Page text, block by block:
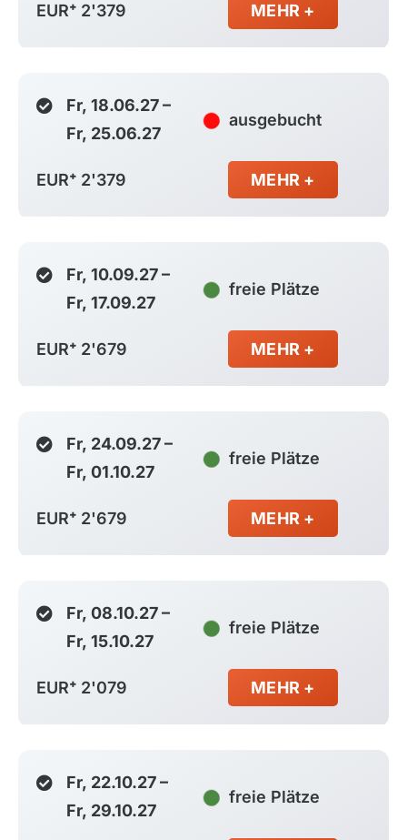
EUR⁺ 2'379 MEHR +
Fr, 18.06.27 –
Fr, 25.06.27
ausgebucht
EUR⁺ 2'379 MEHR +
Fr, 10.09.27 –
Fr, 17.09.27
freie Plätze
EUR⁺ 2'679 MEHR +
Fr, 24.09.27 –
Fr, 01.10.27
freie Plätze
EUR⁺ 2'679 MEHR +
Fr, 08.10.27 –
Fr, 15.10.27
freie Plätze
EUR⁺ 2'079 MEHR +
Fr, 22.10.27 –
Fr, 29.10.27
freie Plätze